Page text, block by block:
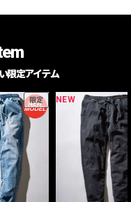
限定アイテム
限定 NEW